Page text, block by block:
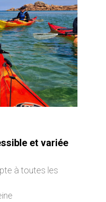
et variée
à toutes les